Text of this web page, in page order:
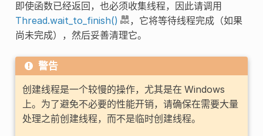
即使函数已经返回，也必须收集线程，因此请调用
Thread.wait_to_finish()
，它将等待线程完成（如果
尚未完成），然后妥善清理它。
警告
创建线程是一个较慢的操作，尤其是在 Windows
上。为了避免不必要的性能开销，请确保在需要大量
处理之前创建线程，而不是临时创建线程。